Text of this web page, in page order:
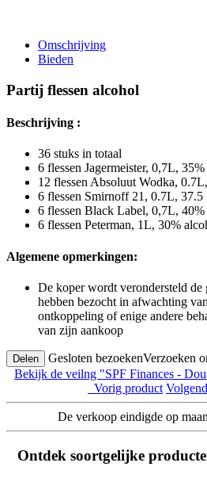
Omschrijving
Bieden
Partij flessen alcohol
Beschrijving :
36 stuks in totaal
6 flessen Jagermeister, 0,7L,
12 flessen Absoluut Wodka,
6 flessen Smirnoff 21, 0.7L, 37.5
6 flessen Black Label, 0,7L, 40%
6 flessen Peterman, 1L, 30%
Algemene opmerkingen:
De koper wordt verondersteld
hebben bezocht in afwachting
ontkoppeling of enige andere
van zijn aankoop
Delen Gesloten bezoekenVerzoeken
Bekijk de veilng "SPF Finances -
Vorig product
De verkoop eindigde op
Ontdek soortgelijke